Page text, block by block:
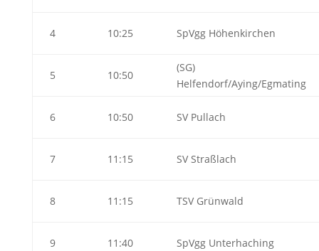
4 10:25 SpVgg Höhenkirchen
5 10:50
(SG)
Helfendorf/Aying/Egmating
6 10:50 SV Pullach
7 11:15 SV Straßlach
8 11:15 TSV Grünwald
9 11:40 SpVgg Unterhaching